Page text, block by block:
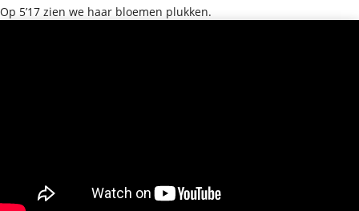
Op 5’17 zien we haar bloemen plukken.